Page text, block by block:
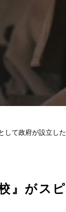
して政府が設立し
』がス